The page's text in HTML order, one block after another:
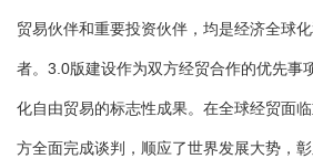
贸易伙伴和重要投资伙伴，均是经济全球
者。3.0版建设作为双方经贸合作的优先事
化自由贸易的标志性成果。在全球经贸面
方全面完成谈判，顺应了世界发展大势，